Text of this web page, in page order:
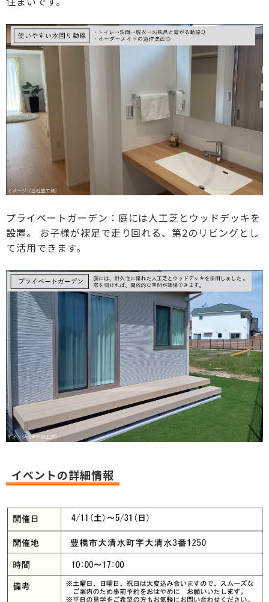
プライベートガーデン：庭には人工芝とウッドデッキを
設置。 お子様が裸足で走り回れる、第2のリビングとし
て活用できます。
イベントの詳細情報